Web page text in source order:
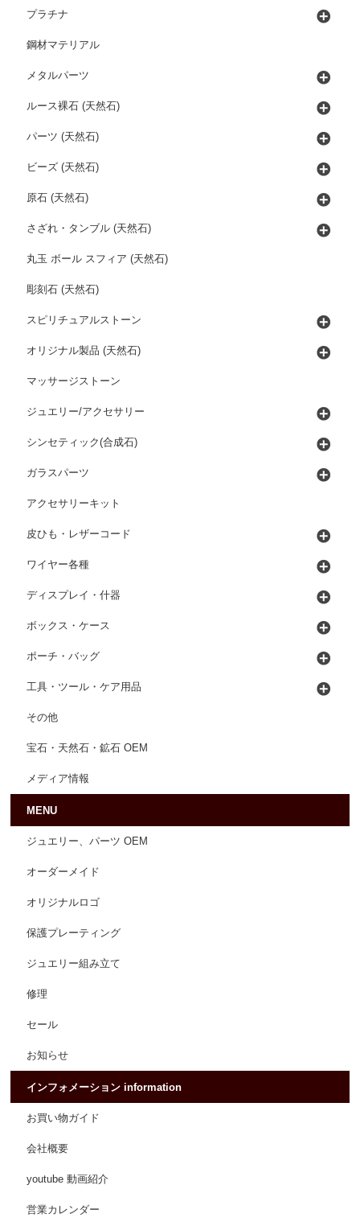
プラチナ
鋼材マテリアル
メタルパーツ
ルース裸石 (天然石)
パーツ (天然石)
ビーズ (天然石)
原石 (天然石)
さざれ・タンブル (天然石)
丸玉 ボール スフィア (天然石)
彫刻石 (天然石)
スピリチュアルストーン
オリジナル製品 (天然石)
マッサージストーン
ジュエリー/アクセサリー
シンセティック(合成石)
ガラスパーツ
アクセサリーキット
皮ひも・レザーコード
ワイヤー各種
ディスプレイ・什器
ボックス・ケース
ポーチ・バッグ
工具・ツール・ケア用品
その他
宝石・天然石・鉱石 OEM
メディア情報
MENU
ジュエリー、パーツ OEM
オーダーメイド
オリジナルロゴ
保護プレーティング
ジュエリー組み立て
修理
セール
お知らせ
インフォメーション information
お買い物ガイド
会社概要
youtube 動画紹介
営業カレンダー